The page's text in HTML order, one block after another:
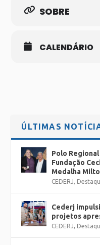
SOBRE
CALENDÁRIO
ÚLTIMAS
Polo
Fundação
Medalha
CEDERJ,
Cederj
projetos
CEDERJ,